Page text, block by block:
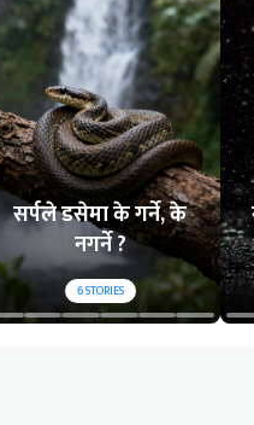
सर्पले डसेमा के गर्ने, के
नगर्ने ?
6STORIES